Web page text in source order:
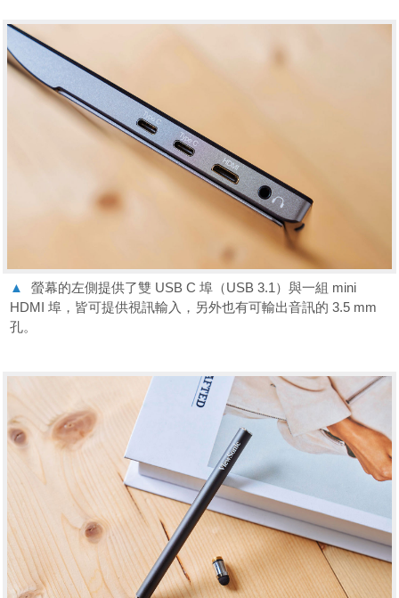
▲
螢幕的左側提供了雙 USB C 埠（USB 3.1）與一組 mini
HDMI 埠，皆可提供視訊輸入，另外也有可輸出音訊的 3.5 mm
孔。